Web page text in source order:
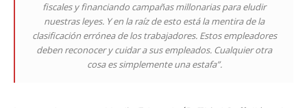
fiscales y financiando campañas millonarias para eludir
nuestras leyes. Y en la raíz de esto está la mentira de la
clasificación errónea de los trabajadores. Estos empleadores
deben reconocer y cuidar a sus empleados. Cualquier otra
cosa es simplemente una estafa”.